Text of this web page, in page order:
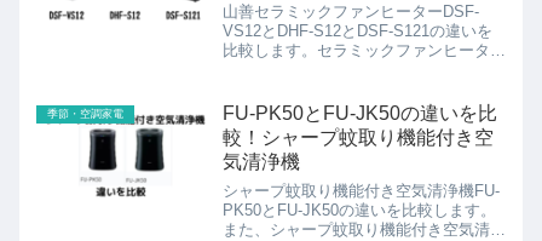
山善セラミックファンヒーターDSF-
VS12とDHF-S12とDSF-S121の違いを
比較します。セラミックファンヒーター
人気のある商品です。山善では、様々な
商品ライン...
季節・空調家電
FU-PK50とFU-JK50の違いを比
較！シャープ蚊取り機能付き空
気清浄機
シャープ蚊取り機能付き空気清浄機FU-
PK50とFU-JK50の違いを比較します。
また、シャープ蚊取り機能付き空気清浄